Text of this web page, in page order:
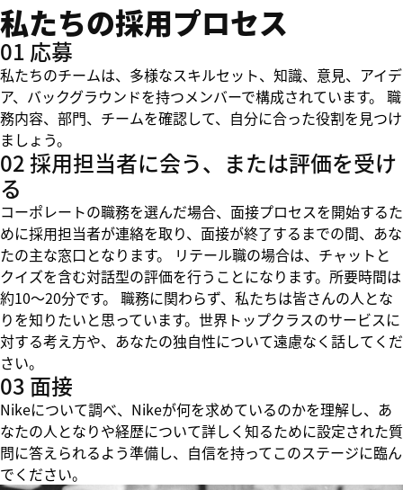
私たちの採用プロセス
01 応募
私たちのチームは、多様なスキルセット、知識、意見、アイデ
ア、バックグラウンドを持つメンバーで構成されています。 職
務内容、部門、チームを確認して、自分に合った役割を見つけ
ましょう。
02 採用担当者に会う、または評価を受け
る
コーポレートの職務を選んだ場合、面接プロセスを開始するた
めに採用担当者が連絡を取り、面接が終了するまでの間、あな
たの主な窓口となります。 リテール職の場合は、チャットと
クイズを含む対話型の評価を行うことになります。所要時間は
約10～20分です。 職務に関わらず、私たちは皆さんの人とな
りを知りたいと思っています。世界トップクラスのサービスに
対する考え方や、あなたの独自性について遠慮なく話してくだ
さい。
03 面接
Nikeについて調べ、Nikeが何を求めているのかを理解し、あ
なたの人となりや経歴について詳しく知るために設定された質
問に答えられるよう準備し、自信を持ってこのステージに臨ん
でください。